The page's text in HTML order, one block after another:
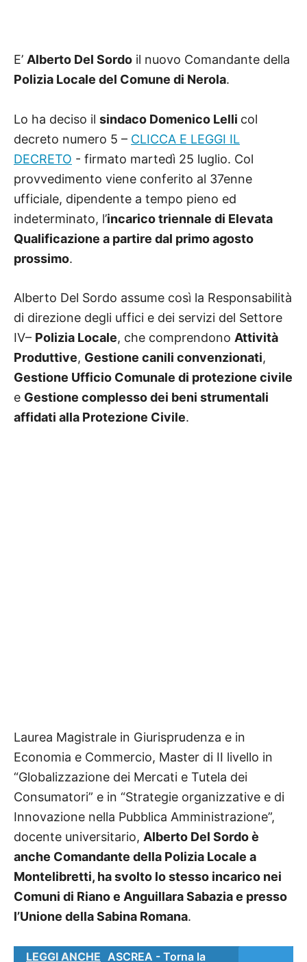
E’ Alberto Del Sordo il nuovo Comandante della
Polizia Locale del Comune di Nerola.
Lo ha deciso il sindaco Domenico Lelli col
decreto numero 5 – CLICCA E LEGGI IL
DECRETO - firmato martedì 25 luglio. Col
provvedimento viene conferito al 37enne
ufficiale, dipendente a tempo pieno ed
indeterminato, l’incarico triennale di Elevata
Qualificazione a partire dal primo agosto
prossimo.
Alberto Del Sordo assume così la Responsabilità
di direzione degli uffici e dei servizi del Settore
IV– Polizia Locale, che comprendono Attività
Produttive, Gestione canili convenzionati,
Gestione Ufficio Comunale di protezione civile
e Gestione complesso dei beni strumentali
affidati alla Protezione Civile.
Laurea Magistrale in Giurisprudenza e in
Economia e Commercio, Master di II livello in
“Globalizzazione dei Mercati e Tutela dei
Consumatori” e in “Strategie organizzative e di
Innovazione nella Pubblica Amministrazione”,
docente universitario, Alberto Del Sordo è
anche Comandante della Polizia Locale a
Montelibretti, ha svolto lo stesso incarico nei
Comuni di Riano e Anguillara Sabazia e presso
l’Unione della Sabina Romana.
LEGGI ANCHE ASCREA - Torna la